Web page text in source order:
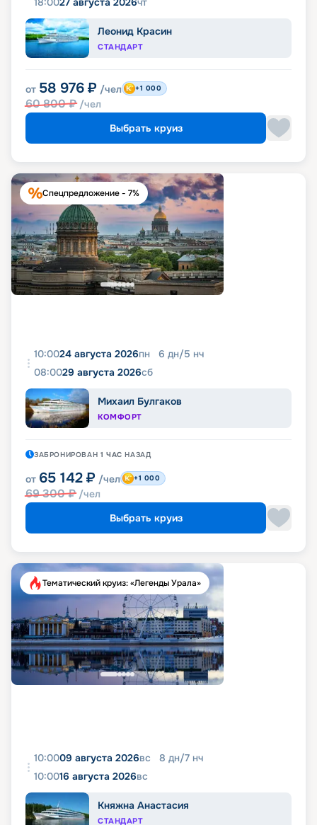
Леонид Красин
СТАНДАРТ
от 58 976 ₽ /чел
60 800₽ /чел
+1 000
Выбрать круиз
Спецпредложение - 7%
10:0024 августа 2026пн 6 дн/5 нч
08:0029 августа 2026сб
Михаил Булгаков
КОМФОРТ
ЗАБРОНИРОВАН 1 ЧАС НАЗАД
от 65 142 ₽ /чел
69 300₽ /чел
+1 000
Выбрать круиз
Тематический круиз: «Легенды Урала»
10:0009 августа 2026вс 8 дн/7 нч
10:0016 августа 2026вс
Княжна Анастасия
СТАНДАРТ